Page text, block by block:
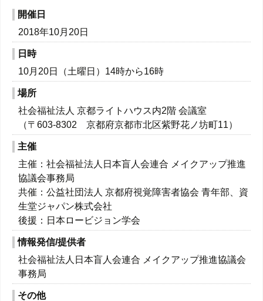
開催日
2018年10月20日
日時
10月20日（土曜日）14時から16時
場所
社会福祉法人 京都ライトハウス内2階 会議室
（〒603-8302 京都府京都市北区紫野花ノ坊町11）
主催
主催：社会福祉法人日本盲人会連合 メイクアップ推進
協議会事務局
共催：公益社団法人 京都府視覚障害者協会 青年部、資
生堂ジャパン株式会社
後援：日本ロービジョン学会
情報発信/提供者
社会福祉法人日本盲人会連合 メイクアップ推進協議会
事務局
その他